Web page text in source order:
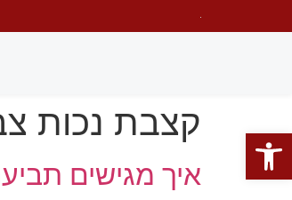
קצבת נכות
איך מגישים
פתח סרגל נגישות